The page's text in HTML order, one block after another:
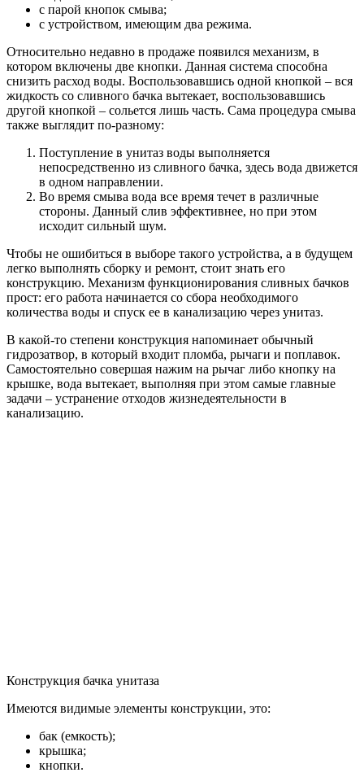
с парой кнопок смыва;
с устройством, имеющим два режима.
Относительно недавно в продаже появился механизм, в
котором включены две кнопки. Данная система способна
снизить расход воды. Воспользовавшись одной кнопкой – вся
жидкость со сливного бачка вытекает, воспользовавшись
другой кнопкой – сольется лишь часть. Сама процедура смыва
также выглядит по-разному:
Поступление в унитаз воды выполняется
непосредственно из сливного бачка, здесь вода движется
в одном направлении.
Во время смыва вода все время течет в различные
стороны. Данный слив эффективнее, но при этом
исходит сильный шум.
Чтобы не ошибиться в выборе такого устройства, а в будущем
легко выполнять сборку и ремонт, стоит знать его
конструкцию. Механизм функционирования сливных бачков
прост: его работа начинается со сбора необходимого
количества воды и спуск ее в канализацию через унитаз.
В какой-то степени конструкция напоминает обычный
гидрозатвор, в который входит пломба, рычаги и поплавок.
Самостоятельно совершая нажим на рычаг либо кнопку на
крышке, вода вытекает, выполняя при этом самые главные
задачи – устранение отходов жизнедеятельности в
канализацию.
Конструкция бачка унитаза
Имеются видимые элементы конструкции, это:
бак (емкость);
крышка;
кнопки.